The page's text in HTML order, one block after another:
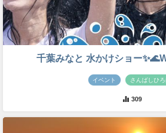
千葉みなと 水かけショー
イベント さんばしひ
309